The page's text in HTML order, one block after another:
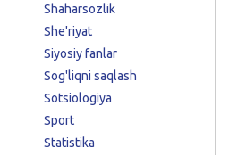
Shaharsozlik
She'riyat
Siyosiy fanlar
Sog'liqni saqlash
Sotsiologiya
Sport
Statistika